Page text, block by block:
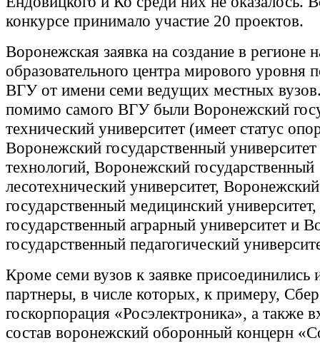
конкурсе принимало участие 20 проектов.
Воронежская заявка на создание в регионе
образовательного центра мирового уровня
ВГУ от имени семи ведущих местных
помимо самого ВГУ были Воронежский
технический университет (имеет статус
Воронежский государственный
технологий, Воронежский государственный
лесотехнический университет, Воронежский
государственный медицинский
государственный аграрный университет и
государственный педагогический
Кроме семи вузов к заявке присоединились
партнеры, в числе которых, к примеру,
госкорпорация «Росэлектроника», а также
состав воронежский оборонный концерн